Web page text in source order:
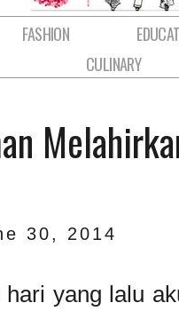
FASHION
CULINARY
30, 2014
yang lalu